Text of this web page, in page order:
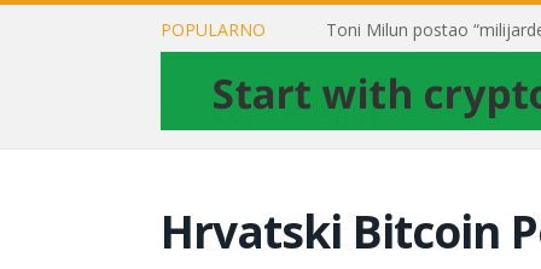
POPULARNO
Hrvatski Bitcoin